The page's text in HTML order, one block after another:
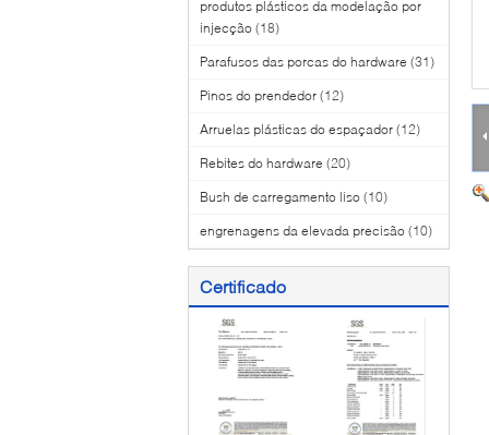
produtos plásticos da modelação por
injecção (18)
Parafusos das porcas do hardware (31)
Pinos do prendedor (12)
Arruelas plásticas do espaçador (12)
Rebites do hardware (20)
Bush de carregamento liso (10)
engrenagens da elevada precisão (10)
Certificado